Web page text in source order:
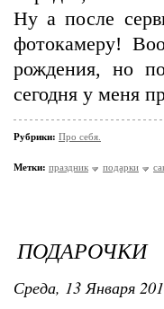
Ну а после
фотокамеру!
рождения, но
сегодня у меня
Рубрики: Про себя.
Метки: праздник подарки
ПОДАРОЧКИ
Среда, 13 Января